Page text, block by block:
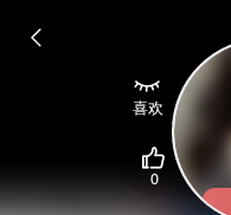

喜欢


0